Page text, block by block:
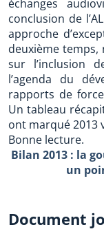
échanges
conclusion de
approche
deuxième
sur l’inclusion
l’agenda du
rapports de
Un tableau
ont marqué 2013
Bonne lecture.
Bilan 2013 : la
un
Document